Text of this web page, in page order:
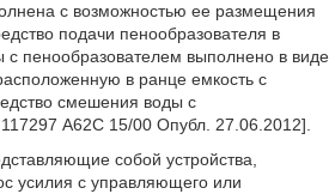
с возможностью ее размещения
подачи пенообразователя в
пенообразователем выполнено в виде
в ранце емкость с
смешения воды с
А62С 15/00 Опубл. 27.06.2012].
собой устройства,
усилия с управляющего или